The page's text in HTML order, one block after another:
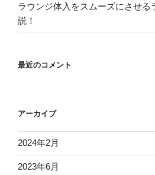
ラウンジ体入をスムーズにさせる
説！
最近のコメント
アーカイブ
2024年2月
2023年6月